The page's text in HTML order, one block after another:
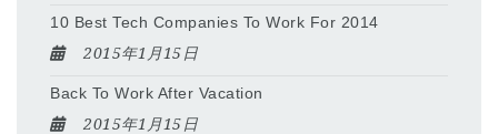
10 Best Tech Companies To Work For 2014
2015年1月15日
Back To Work After Vacation
2015年1月15日